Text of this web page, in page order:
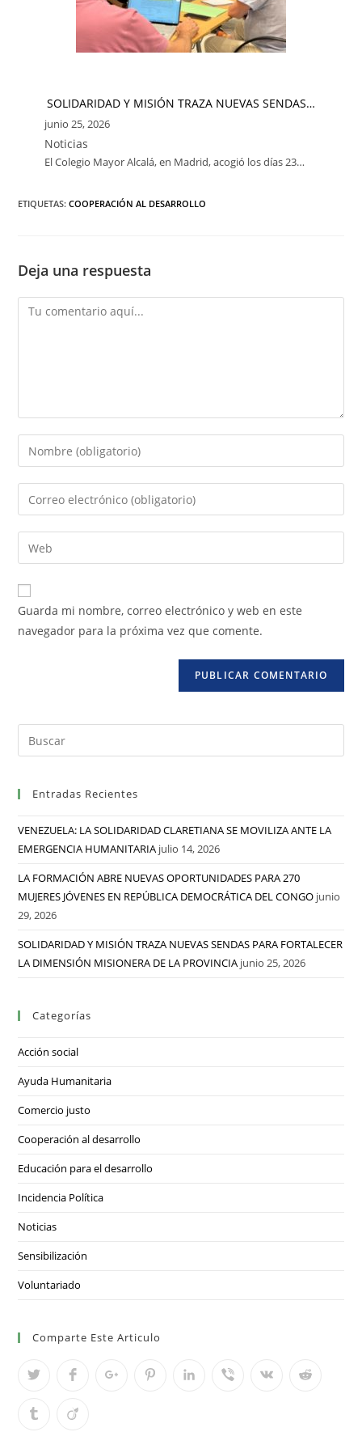
SOLIDARIDAD Y MISIÓN TRAZA NUEVAS SENDAS…
junio 25, 2026
Noticias
El Colegio Mayor Alcalá, en Madrid, acogió los días 23…
ETIQUETAS:COOPERACIÓN AL DESARROLLO
Deja una respuesta
Guarda mi nombre, correo electrónico y web en este
navegador para la próxima vez que comente.
Entradas Recientes
VENEZUELA: LA SOLIDARIDAD CLARETIANA SE MOVILIZA ANTE LA
EMERGENCIA HUMANITARIA julio 14, 2026
LA FORMACIÓN ABRE NUEVAS OPORTUNIDADES PARA 270
MUJERES JÓVENES EN REPÚBLICA DEMOCRÁTICA DEL CONGO junio
29, 2026
SOLIDARIDAD Y MISIÓN TRAZA NUEVAS SENDAS PARA FORTALECER
LA DIMENSIÓN MISIONERA DE LA PROVINCIA junio 25, 2026
Categorías
Acción social
Ayuda Humanitaria
Comercio justo
Cooperación al desarrollo
Educación para el desarrollo
Incidencia Política
Noticias
Sensibilización
Voluntariado
Comparte Este Articulo